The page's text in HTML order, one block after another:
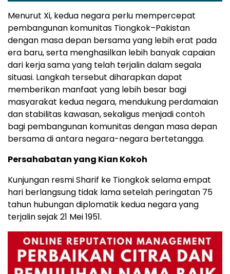
Menurut Xi, kedua negara perlu mempercepat
pembangunan komunitas Tiongkok–Pakistan
dengan masa depan bersama yang lebih erat pada
era baru, serta menghasilkan lebih banyak capaian
dari kerja sama yang telah terjalin dalam segala
situasi. Langkah tersebut diharapkan dapat
memberikan manfaat yang lebih besar bagi
masyarakat kedua negara, mendukung perdamaian
dan stabilitas kawasan, sekaligus menjadi contoh
bagi pembangunan komunitas dengan masa depan
bersama di antara negara-negara bertetangga.
Persahabatan yang Kian Kokoh
Kunjungan resmi Sharif ke Tiongkok selama empat
hari berlangsung tidak lama setelah peringatan 75
tahun hubungan diplomatik kedua negara yang
terjalin sejak 21 Mei 1951.